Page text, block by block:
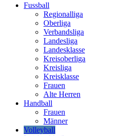
Fussball
Regionalliga
Oberliga
Verbandsliga
Landesliga
Landesklasse
Kreisoberliga
Kreisliga
Kreisklasse
Frauen
Alte Herren
Handball
Frauen
Männer
Volleyball